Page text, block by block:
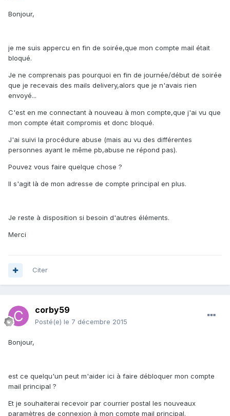
Bonjour,
je me suis appercu en fin de soirée,que mon compte mail était
bloqué.
Je ne comprenais pas pourquoi en fin de journée/début de soirée
que je recevais des mails delivery,alors que je n'avais rien
envoyé...
C'est en me connectant à nouveau à mon compte,que j'ai vu que
mon compte était compromis et donc bloqué.
J'ai suivi la procédure abuse (mais au vu des différentes
personnes ayant le même pb,abuse ne répond pas).
Pouvez vous faire quelque chose ?
Il s'agit là de mon adresse de compte principal en plus.
Je reste à disposition si besoin d'autres éléments.
Merci
Citer
corby59
Posté(e) le 7 décembre 2015
Bonjour,
est ce quelqu'un peut m'aider ici à faire débloquer mon compte
mail principal ?
Et je souhaiterai recevoir par courrier postal les nouveaux
paramètres de connexion à mon compte mail principal.